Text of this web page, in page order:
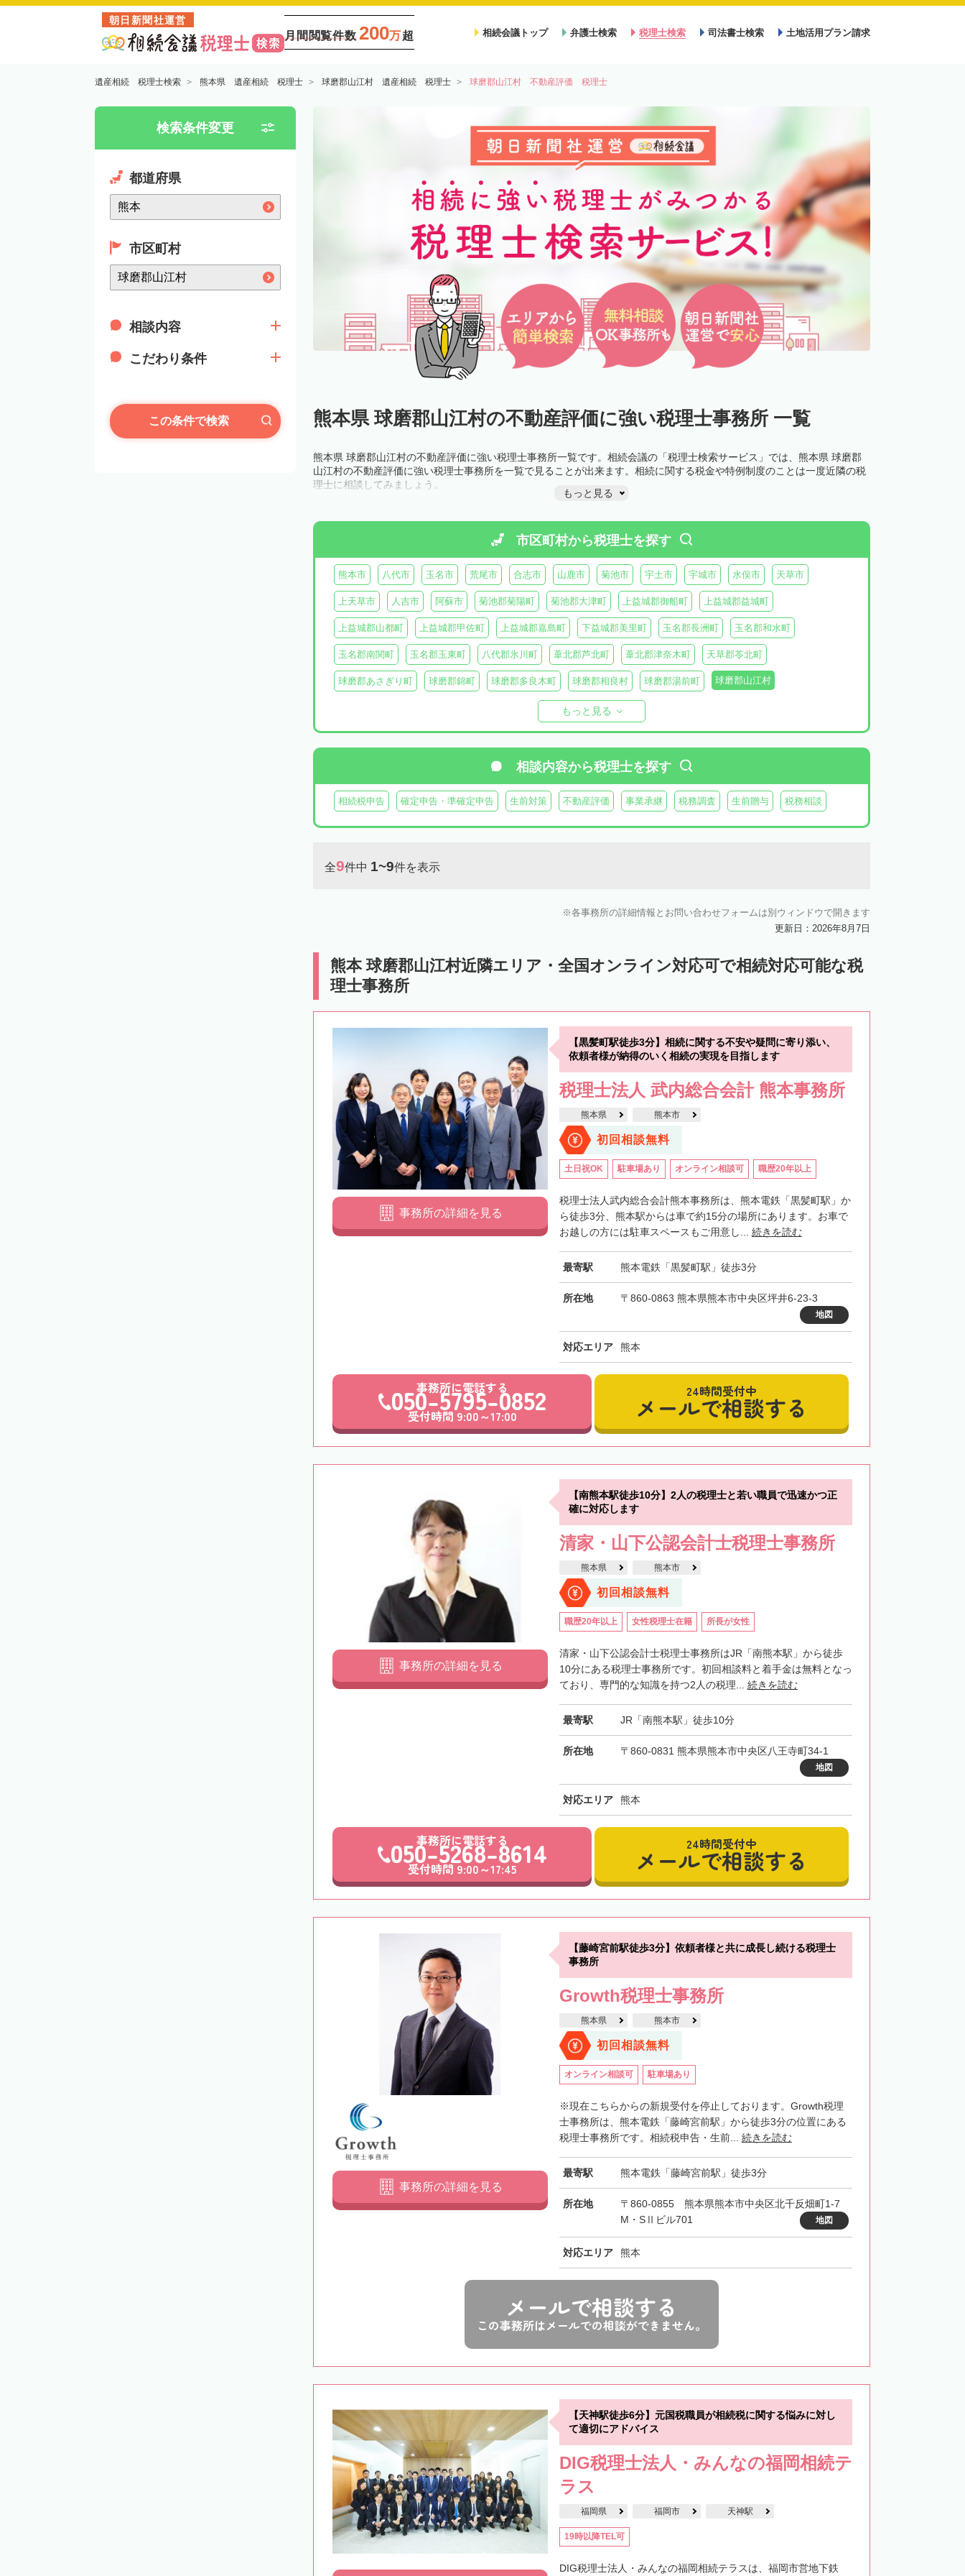
朝日新聞社運営
月間閲覧件数 200万超 相続会議トップ 弁護士検索 税理士検索 司法書士検索 土地活用プラン請求
遺産相続 税理士検索 熊本県 遺産相続 税理士 球磨郡山江村 遺産相続 税理士 球磨郡山江村 不動産評価 税理士
検索条件変更
都道府県
市区町村
相談内容
こだわり条件
この条件で検索 熊本県 球磨郡山江村の不動産評価に強い税理士事務所 一覧
熊本県 球磨郡山江村の不動産評価に強い税理士事務所一覧です。相続会議の「税理士検索サービス」では、熊本県 球磨郡
山江村の不動産評価に強い税理士事務所を一覧で見ることが出来ます。相続に関する税金や特例制度のことは一度近隣の税
理士に相談してみましょう。
もっと見る
市区町村から税理士を探す
熊本市 八代市 玉名市 荒尾市 合志市 山鹿市 菊池市 宇土市 宇城市 水俣市 天草市
上天草市 人吉市 阿蘇市 菊池郡菊陽町 菊池郡大津町 上益城郡御船町 上益城郡益城町
上益城郡山都町 上益城郡甲佐町 上益城郡嘉島町 下益城郡美里町 玉名郡長洲町 玉名郡和水町
玉名郡南関町 玉名郡玉東町 八代郡氷川町 葦北郡芦北町 葦北郡津奈木町 天草郡苓北町
球磨郡あさぎり町 球磨郡錦町 球磨郡多良木町 球磨郡相良村 球磨郡湯前町 球磨郡山江村
阿蘇郡南阿蘇村
阿蘇郡南小国町 阿蘇郡産山村
もっと見る
相談内容から税理士を探す
相続税申告 確定申告・準確定申告 生前対策 不動産評価 事業承継 税務調査 生前贈与 税務相談
全9件中 1~9件を表示
各事務所の詳細情報とお問い合わせフォームは別ウィンドウで開きます
更新日：2026年8月7日
熊本 球磨郡山江村近隣エリア・全国オンライン対応可で相続対応可能な税
理士事務所
【黒髪町駅徒歩3分】相続に関する不安や疑問に寄り添い、
依頼者様が納得のいく相続の実現を目指します
税理士法人 武内総合会計 熊本事務所
熊本県 熊本市
初回相談無料
土日祝OK 駐車場あり オンライン相談可 職歴20年以上
税理士法人武内総合会計熊本事務所は、熊本電鉄「黒髪町駅」か
ら徒歩3分、熊本駅からは車で約15分の場所にあります。お車で
お越しの方には駐車スペースもご用意し... 続きを読む
最寄駅 熊本電鉄「黒髪町駅」徒歩3分
所在地 〒860-0863 熊本県熊本市中央区坪井6-23-3
地図
対応エリア 熊本
事務所の詳細を見る
事務所に電話する
050-5795-0852
受付時間 9:00～17:00
24時間受付中
メールで相談する
【南熊本駅徒歩10分】2人の税理士と若い職員で迅速かつ正
確に対応します
清家・山下公認会計士税理士事務所
熊本県 熊本市
初回相談無料
職歴20年以上 女性税理士在籍 所長が女性
清家・山下公認会計士税理士事務所はJR「南熊本駅」から徒歩
10分にある税理士事務所です。初回相談料と着手金は無料となっ
ており、専門的な知識を持つ2人の税理... 続きを読む
最寄駅 JR「南熊本駅」徒歩10分
所在地 〒860-0831 熊本県熊本市中央区八王寺町34-1
地図
対応エリア 熊本
事務所の詳細を見る
事務所に電話する
050-5268-8614
受付時間 9:00～17:45
24時間受付中
メールで相談する
【藤崎宮前駅徒歩3分】依頼者様と共に成長し続ける税理士
事務所
Growth税理士事務所
熊本県 熊本市
初回相談無料
オンライン相談可 駐車場あり
※現在こちらからの新規受付を停止しております。Growth税理
士事務所は、熊本電鉄「藤崎宮前駅」から徒歩3分の位置にある
税理士事務所です。相続税申告・生前... 続きを読む
最寄駅 熊本電鉄「藤崎宮前駅」徒歩3分
所在地
〒860-0855 熊本県熊本市中央区北千反畑町1-7
M・SⅡビル701
地図
対応エリア 熊本
事務所の詳細を見る
メールで相談する
この事務所はメールでの相談ができません。
【天神駅徒歩6分】元国税職員が相続税に関する悩みに対し
て適切にアドバイス
DIG税理士法人・みんなの福岡相続テ
ラス
福岡県 福岡市 天神駅
19時以降TEL可
DIG税理士法人・みんなの福岡相続テラスは、福岡市営地下鉄